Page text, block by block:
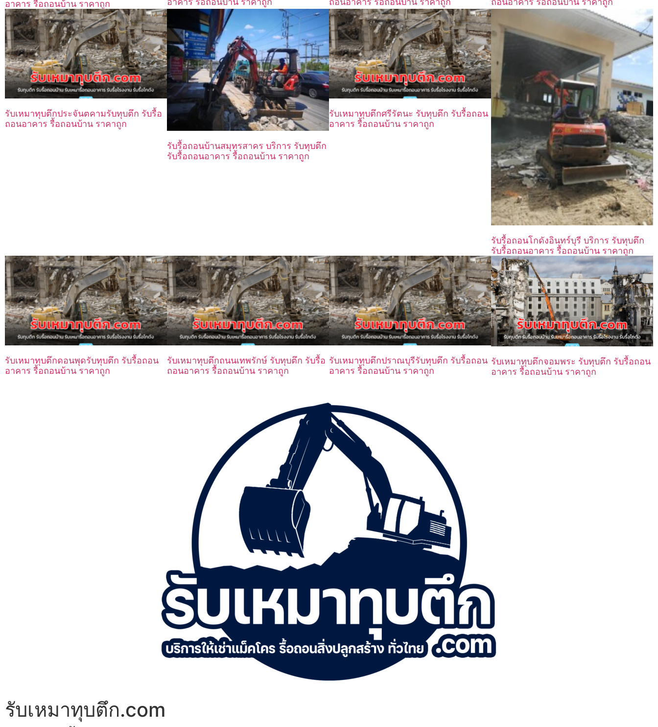
อาคาร รื้อถอนบ้าน ราคาถูก
รับเหมาทุบตึกประจันตคามรับทุบตึก รับรื้อ
ถอนอาคาร รื้อถอนบ้าน ราคาถูก
รับรื้อถอนบ้านสมุทรสาคร บริการ รับทุบตึก
รับรื้อถอนอาคาร รื้อถอนบ้าน ราคาถูก
รับเหมาทุบตึกศรีรัตนะ รับทุบตึก รับรื้อถอน
อาคาร รื้อถอนบ้าน ราคาถูก
รับรื้อถอนโกดังอินทร์บุรี บริการ รับทุบตึก
รับรื้อถอนอาคาร รื้อถอนบ้าน ราคาถูก
รับเหมาทุบตึกดอนพุดรับทุบตึก รับรื้อถอน
อาคาร รื้อถอนบ้าน ราคาถูก
รับเหมาทุบตึกถนนเทพรักษ์ รับทุบตึก รับรื้อ
ถอนอาคาร รื้อถอนบ้าน ราคาถูก
รับเหมาทุบตึกปราณบุรีรับทุบตึก รับรื้อถอน
อาคาร รื้อถอนบ้าน ราคาถูก
รับเหมาทุบตึกจอมพระ รับทุบตึก รับรื้อถอน
อาคาร รื้อถอนบ้าน ราคาถูก
รับเหมาทุบตึก.com